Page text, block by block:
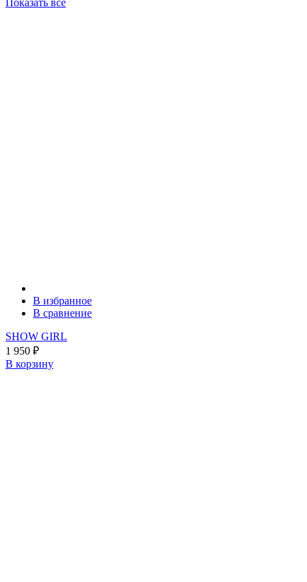
Показать все
В избранное
В сравнение
SHOW GIRL
1 950 ₽
В корзину